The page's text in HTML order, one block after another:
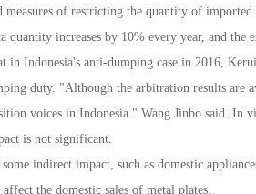
of restricting the quantity of
quantity increases by 10% every year, and
in Indonesia's anti-dumping case in 2016,
duty. "Although the arbitration results are
voices in Indonesia." Wang Jinbo said.
is not significant.
indirect impact, such as domestic
the domestic sales of metal plates.